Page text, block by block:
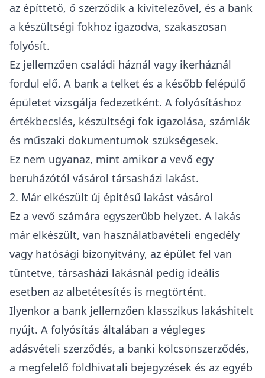
az építtető, ő szerződik a kivitelezővel, és a bank
a készültségi fokhoz igazodva, szakaszosan
folyósít.
Ez jellemzően családi háznál vagy ikerháznál
fordul elő. A bank a telket és a később felépülő
épületet vizsgálja fedezetként. A folyósításhoz
értékbecslés, készültségi fok igazolása, számlák
és műszaki dokumentumok szükségesek.
Ez nem ugyanaz, mint amikor a vevő egy
beruházótól vásárol társasházi lakást.
2. Már elkészült új építésű lakást vásárol
Ez a vevő számára egyszerűbb helyzet. A lakás
már elkészült, van használatbavételi engedély
vagy hatósági bizonyítvány, az épület fel van
tüntetve, társasházi lakásnál pedig ideális
esetben az albetétesítés is megtörtént.
Ilyenkor a bank jellemzően klasszikus lakáshitelt
nyújt. A folyósítás általában a végleges
adásvételi szerződés, a banki kölcsönszerződés,
a megfelelő földhivatali bejegyzések és az egyéb